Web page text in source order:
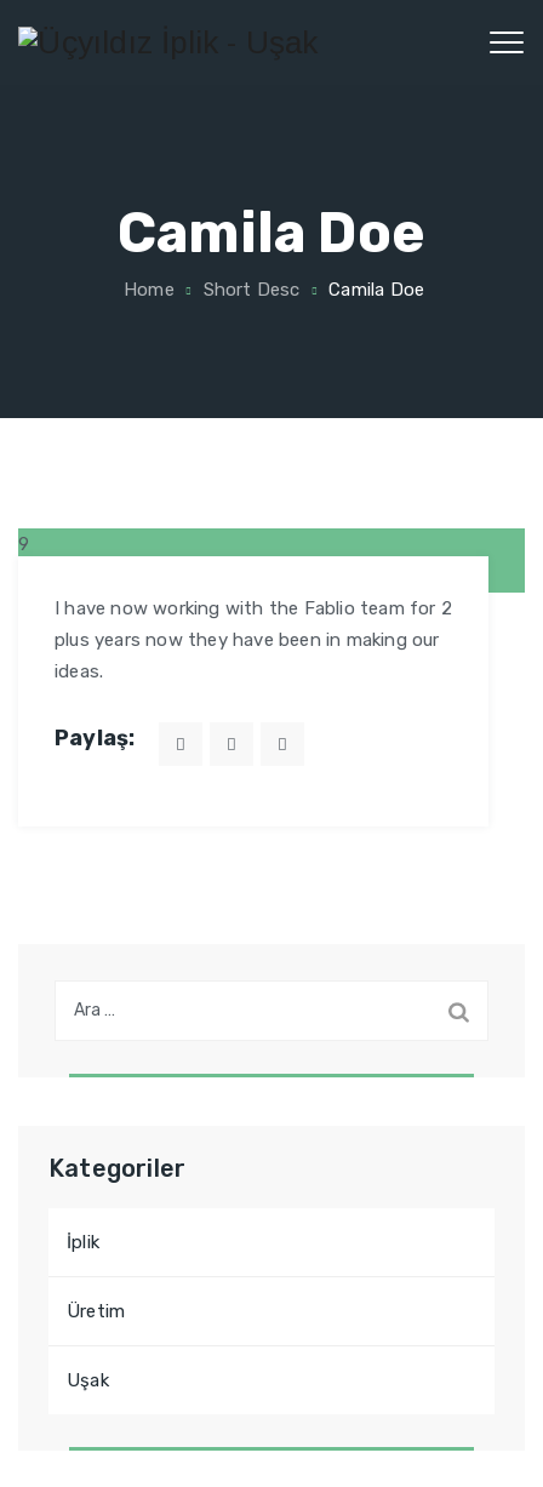
Camila Doe
Home Short Desc Camila Doe
9
I have now working with the Fablio team for 2
plus years now they have been in making our
ideas.
Paylaş:
Kategoriler
İplik
Üretim
Uşak